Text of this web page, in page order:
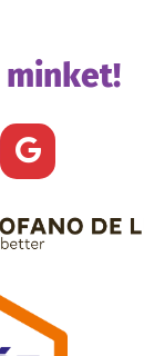
minket!